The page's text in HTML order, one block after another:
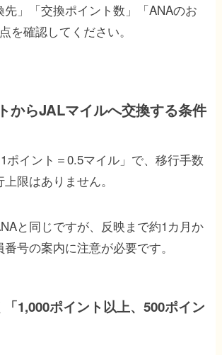
」「交換ポイント数」「ANAのお
を確認してください。
からJALマイルへ交換する条件
ポイント＝0.5マイル」で、移行手数
限はありません。
と同じですが、反映まで約1カ月か
号の案内に注意が必要です。
1,000ポイント以上、500ポイン